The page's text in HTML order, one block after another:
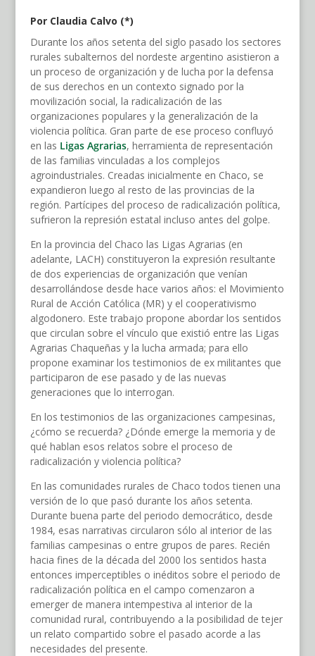
Por Claudia Calvo (*)
Durante los años setenta del siglo pasado los sectores
rurales subalternos del nordeste argentino asistieron a
un proceso de organización y de lucha por la defensa
de sus derechos en un contexto signado por la
movilización social, la radicalización de las
organizaciones populares y la generalización de la
violencia política. Gran parte de ese proceso confluyó
en las Ligas Agrarias, herramienta de representación
de las familias vinculadas a los complejos
agroindustriales. Creadas inicialmente en Chaco, se
expandieron luego al resto de las provincias de la
región. Partícipes del proceso de radicalización política,
sufrieron la represión estatal incluso antes del golpe.
En la provincia del Chaco las Ligas Agrarias (en
adelante, LACH) constituyeron la expresión resultante
de dos experiencias de organización que venían
desarrollándose desde hace varios años: el Movimiento
Rural de Acción Católica (MR) y el cooperativismo
algodonero. Este trabajo propone abordar los sentidos
que circulan sobre el vínculo que existió entre las Ligas
Agrarias Chaqueñas y la lucha armada; para ello
propone examinar los testimonios de ex militantes que
participaron de ese pasado y de las nuevas
generaciones que lo interrogan.
En los testimonios de las organizaciones campesinas,
¿cómo se recuerda? ¿Dónde emerge la memoria y de
qué hablan esos relatos sobre el proceso de
radicalización y violencia política?
En las comunidades rurales de Chaco todos tienen una
versión de lo que pasó durante los años setenta.
Durante buena parte del periodo democrático, desde
1984, esas narrativas circularon sólo al interior de las
familias campesinas o entre grupos de pares. Recién
hacia fines de la década del 2000 los sentidos hasta
entonces imperceptibles o inéditos sobre el periodo de
radicalización política en el campo comenzaron a
emerger de manera intempestiva al interior de la
comunidad rural, contribuyendo a la posibilidad de tejer
un relato compartido sobre el pasado acorde a las
necesidades del presente.